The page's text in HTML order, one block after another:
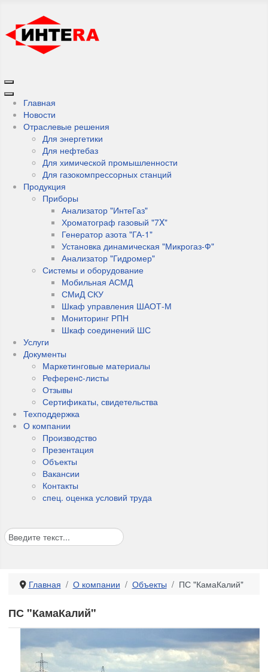
Главная
Новости
Отраслевые решения
Для энергетики
Для нефтебаз
Для химической промышленности
Для газокомпрессорных станций
Продукция
Приборы
Анализатор "ИнтеГаз"
Хроматограф газовый "7X"
Генератор азота "ГА-1"
Установка динамическая "Микрогаз-Ф"
Анализатор "Гидромер"
Системы и оборудование
Мобильная АСМД
СМиД СКУ
Шкаф управления ШАОТ-М
Мониторинг РПН
Шкаф соединений ШС
Услуги
Документы
Маркетинговые материалы
Референc-листы
Отзывы
Сертификаты, свидетельства
Техподдержка
О компании
Производство
Презентация
Объекты
Вакансии
Контакты
спец. оценка условий труда
Поиск по сайту Type 2 or more characters for results.
Главная О компании Объекты ПС "КамаКалий"
ПС "КамаКалий"